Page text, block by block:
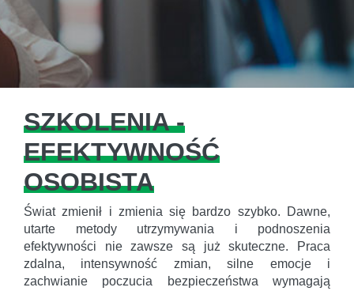
SZKOLENIA -
EFEKTYWNOŚĆ
OSOBISTA
Świat zmienił i zmienia się bardzo szybko. Dawne,
utarte metody utrzymywania i podnoszenia
efektywności nie zawsze są już skuteczne. Praca
zdalna, intensywność zmian, silne emocje i
zachwianie poczucia bezpieczeństwa wymagają